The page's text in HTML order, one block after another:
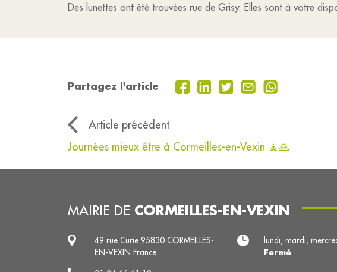
Des lunettes ont été trouvées rue de Grisy. Elles sont à votre
Partagez l'article
Article précédent
Journées mieux être à Cormeilles-en-Vexin 🧘🙏
MAIRIE DE CORMEILLES-EN-VEXIN
49 rue Curie 95830 CORMEILLES-
EN-VEXIN France
lundi, mardi,
Fermé